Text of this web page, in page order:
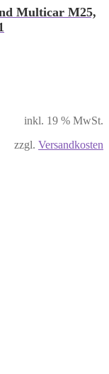
Multicar M25,
inkl. 19 % MwSt.
zzgl. Versandkosten